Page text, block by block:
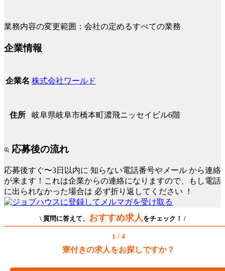
業務内容の変更範囲：会社の定めるすべての業務
企業情報
企業名 株式会社ワールド
住所 岐阜県岐阜市橋本町濃飛ニッセイビル6階
応募後の流れ
応募後すぐ〜3日以内に 知らない電話番号やメール から連絡
が来ます！これは企業からの連絡になりますので、もし電話
に出られなかった場合は 必ず折り返してください ！
\ 質問に答えて、 おすすめ求人 をチェック！ /
1 / 4
寮付きの求人をお探しですか？